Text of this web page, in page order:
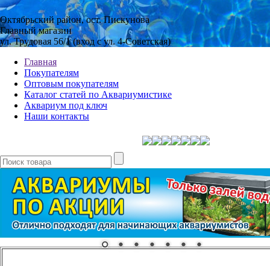
Октябрьский район, ост. Пискунова
Главный магазин
ул. Трудовая 56/1 (вход с ул. 4-Советская)
Главная
Покупателям
Оптовым покупателям
Каталог статей по Аквариумистике
Аквариум под ключ
Наши контакты